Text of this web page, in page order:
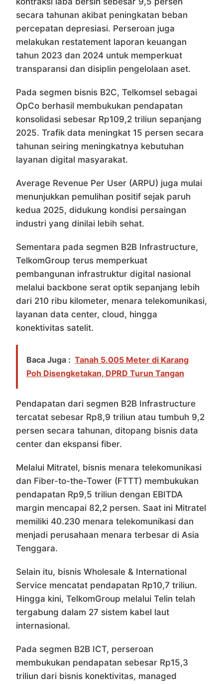
secara tahunan akibat peningkatan beban
percepatan depresiasi. Perseroan juga
melakukan restatement laporan keuangan
tahun 2023 dan 2024 untuk memperkuat
transparansi dan disiplin pengelolaan aset.
Pada segmen bisnis B2C, Telkomsel sebagai
OpCo berhasil membukukan pendapatan
konsolidasi sebesar Rp109,2 triliun sepanjang
2025. Trafik data meningkat 15 persen secara
tahunan seiring meningkatnya kebutuhan
layanan digital masyarakat.
Average Revenue Per User (ARPU) juga mulai
menunjukkan pemulihan positif sejak paruh
kedua 2025, didukung kondisi persaingan
industri yang dinilai lebih sehat.
Sementara pada segmen B2B Infrastructure,
TelkomGroup terus memperkuat
pembangunan infrastruktur digital nasional
melalui backbone serat optik sepanjang lebih
dari 210 ribu kilometer, menara telekomunikasi,
layanan data center, cloud, hingga
konektivitas satelit.
Baca Juga : Tanah 5.005 Meter di Karang
Poh Disengketakan, DPRD Turun Tangan
Pendapatan dari segmen B2B Infrastructure
tercatat sebesar Rp8,9 triliun atau tumbuh 9,2
persen secara tahunan, ditopang bisnis data
center dan ekspansi fiber.
Melalui Mitratel, bisnis menara telekomunikasi
dan Fiber-to-the-Tower (FTTT) membukukan
pendapatan Rp9,5 triliun dengan EBITDA
margin mencapai 82,2 persen. Saat ini Mitratel
memiliki 40.230 menara telekomunikasi dan
menjadi perusahaan menara terbesar di Asia
Tenggara.
Selain itu, bisnis Wholesale & International
Service mencatat pendapatan Rp10,7 triliun.
Hingga kini, TelkomGroup melalui Telin telah
tergabung dalam 27 sistem kabel laut
internasional.
Pada segmen B2B ICT, perseroan
membukukan pendapatan sebesar Rp15,3
triliun dari bisnis konektivitas, managed